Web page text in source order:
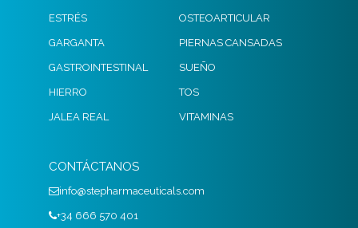
ESTRÉS
GARGANTA
GASTROINTESTINAL
HIERRO
JALEA REAL
OSTEOARTICULAR
PIERNAS CANSADAS
SUEÑO
TOS
VITAMINAS
CONTÁCTANOS
info@stepharmaceuticals.com
+34 666 570 401